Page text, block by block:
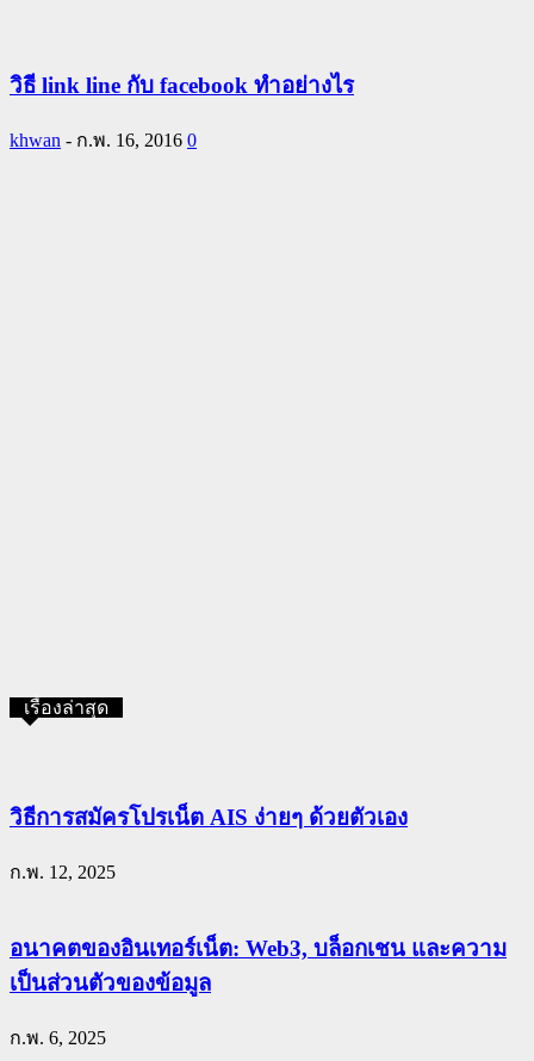
วิธี link line กับ facebook ทำอย่างไร
khwan - ก.พ. 16, 2016 0
เรื่องล่าสุด
วิธีการสมัครโปรเน็ต AIS ง่ายๆ ด้วยตัวเอง
ก.พ. 12, 2025
อนาคตของอินเทอร์เน็ต: Web3, บล็อกเชน และความ
เป็นส่วนตัวของข้อมูล
ก.พ. 6, 2025